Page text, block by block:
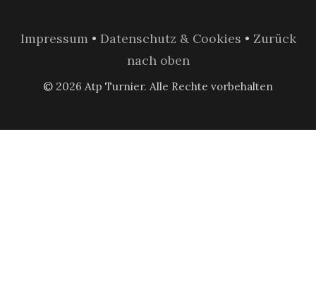
Impressum• Datenschutz & Cookies • Zurück
nach oben
© 2026 Atp Turnier. Alle Rechte vorbehalten